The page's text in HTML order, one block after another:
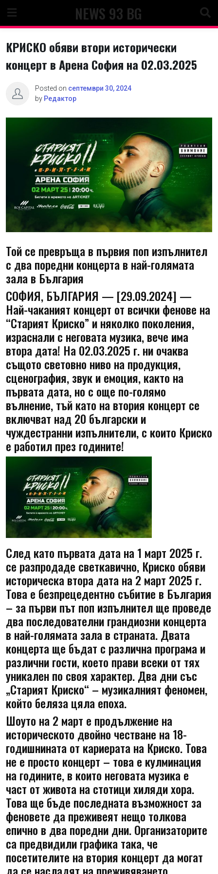
content
NEWS 93 BG
КРИСКО обяви втори исторически
концерт в Арена София на 02.03.2025
Posted on септември 30, 2024
by Редактор
Той се превръща в първия поп изпълнител
с два поредни концерта в най-голямата
зала в България
СОФИЯ, БЪЛГАРИЯ — [29.09.2024] —
Най-чаканият концерт от всички фенове на
“Старият Криско” и няколко поколения,
израснали с неговата музика, вече има
втора дата! На 02.03.2025 г. ни очаква
същото световно ниво на продукция,
сценография, звук и емоция, както на
първата дата, но с още по-голямо
вълнение, тъй като на втория концерт се
включват над 20 български и
чуждестранни изпълнители, с които Криско
е работил през годините!
След като първата дата на 1 март 2025 г.
се разпродаде светкавично, Криско обяви
историческа втора дата на 2 март 2025 г.
Това е безпрецедентно събитие в България
– за първи път поп изпълнител ще проведе
два последователни грандиозни концерта
в най-голямата зала в страната. Двата
концерта ще бъдат с различна програма и
различни гости, което прави всеки от тях
уникален по своя характер. Два дни със
„Старият Криско“ – музикалният феномен,
който беляза цяла епоха.
Шоуто на 2 март е продължение на
историческото двойно честване на 18-
годишнината от кариерата на Криско. Това
не е просто концерт – това е кулминация
на годините, в които неговата музика е
част от живота на стотици хиляди хора.
Това ще бъде последната възможност за
феновете да преживеят нещо толкова
епично в два поредни дни. Организаторите
са предвидили графика така, че
посетителите на втория концерт да могат